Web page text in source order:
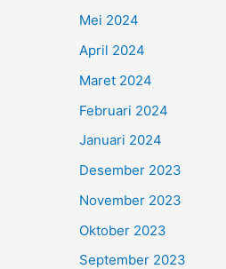
Mei 2024
April 2024
Maret 2024
Februari 2024
Januari 2024
Desember 2023
November 2023
Oktober 2023
September 2023